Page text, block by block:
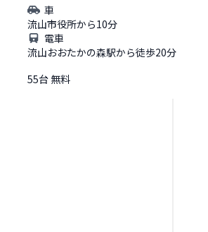
車
流山市役所から10分
電車
流山おおたかの森駅から徒歩20分
55台 無料